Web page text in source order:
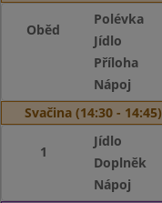
Oběd
Polévka
Jídlo
Příloha
Nápoj
Svačina (14:30 - 14:45)
1
Jídlo
Doplněk
Nápoj